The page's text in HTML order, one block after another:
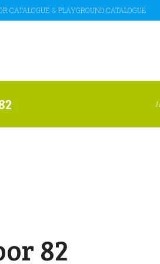
CATALOGUE & PLAYGROUND CATALOGUE
82